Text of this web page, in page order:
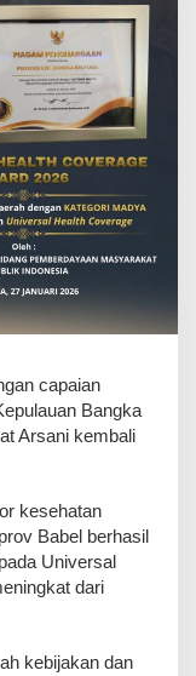
capaian
Bangka
Arsani kembali
kesehatan
Babel berhasil
Universal
dari
kebijakan dan